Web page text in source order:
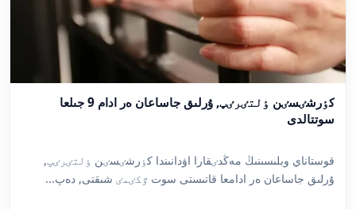
كٶرشٸسٸن ٶلتٸرٸپ, ۇرلىق جاساعان ەر ادام 9 جىلعا
سوتتالدى
قوستاناي وبلىسىنىڭ مەڭدٸقارا اۋدانىندا كٶرشٸسٸن ٶلتٸرٸپ,
ۇرلىق جاساعان ەر ادامعا قاتىستى سوت ٷكٸمٸ شىقتى, دەپ...